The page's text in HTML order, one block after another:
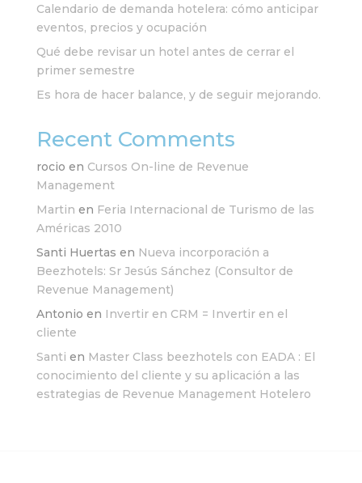
Calendario de demanda hotelera: cómo anticipar
eventos, precios y ocupación
Qué debe revisar un hotel antes de cerrar el
primer semestre
Es hora de hacer balance, y de seguir mejorando.
Recent Comments
rocio en Cursos On-line de Revenue
Management
Martin en Feria Internacional de Turismo de las
Américas 2010
Santi Huertas en Nueva incorporación a
Beezhotels: Sr Jesús Sánchez (Consultor de
Revenue Management)
Antonio en Invertir en CRM = Invertir en el
cliente
Santi en Master Class beezhotels con EADA : El
conocimiento del cliente y su aplicación a las
estrategias de Revenue Management Hotelero